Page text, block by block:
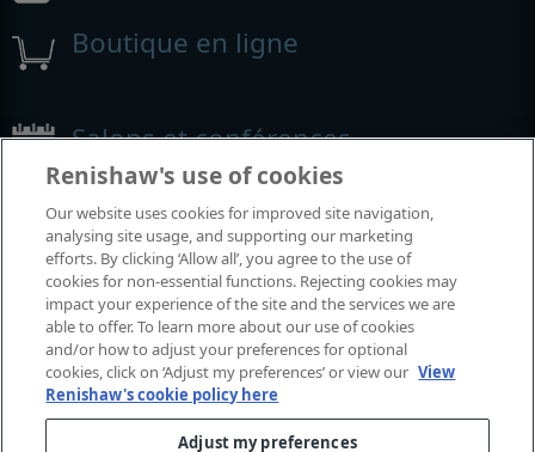
Boutique en ligne
Salons et conférences
© 2001-2026 Renishaw plc. Tous droits réservés.
Renishaw's use of cookies
Our website uses cookies for improved site navigation,
analysing site usage, and supporting our marketing
efforts. By clicking ‘Allow all’, you agree to the use of
cookies for non-essential functions. Rejecting cookies may
impact your experience of the site and the services we are
able to offer. To learn more about our use of cookies
and/or how to adjust your preferences for optional
cookies, click on ‘Adjust my preferences’ or view our View
Renishaw's cookie policy here
Adjust my preferences